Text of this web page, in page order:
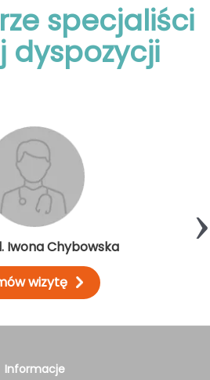
specjaliści
dyspozycji
Iwona Chybowska
wizytę
›
Informacje